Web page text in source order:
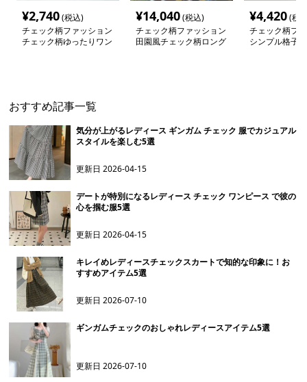
¥2,740(税込)
チェック柄ファッション
チェック柄ゆったりワン
¥14,040(税込)
チェック柄ファッション
田園風チェック柄ロング
¥4,420(税
チェック柄フ
シンプル格子
おすすめ記事一覧
気分が上がるレディース ギンガム チェック 服でカジュアル
スタイルを楽しむ5選
更新日2026-04-15
デートが特別になるレディース チェック ワンピース で彼の
心を掴む服5選
更新日2026-04-15
キレイめレディースチェックスカートで知的な印象に！お
すすめアイテム5選
更新日2026-07-10
ギンガムチェックのおしゃれレディースアイテム5選
更新日2026-07-10